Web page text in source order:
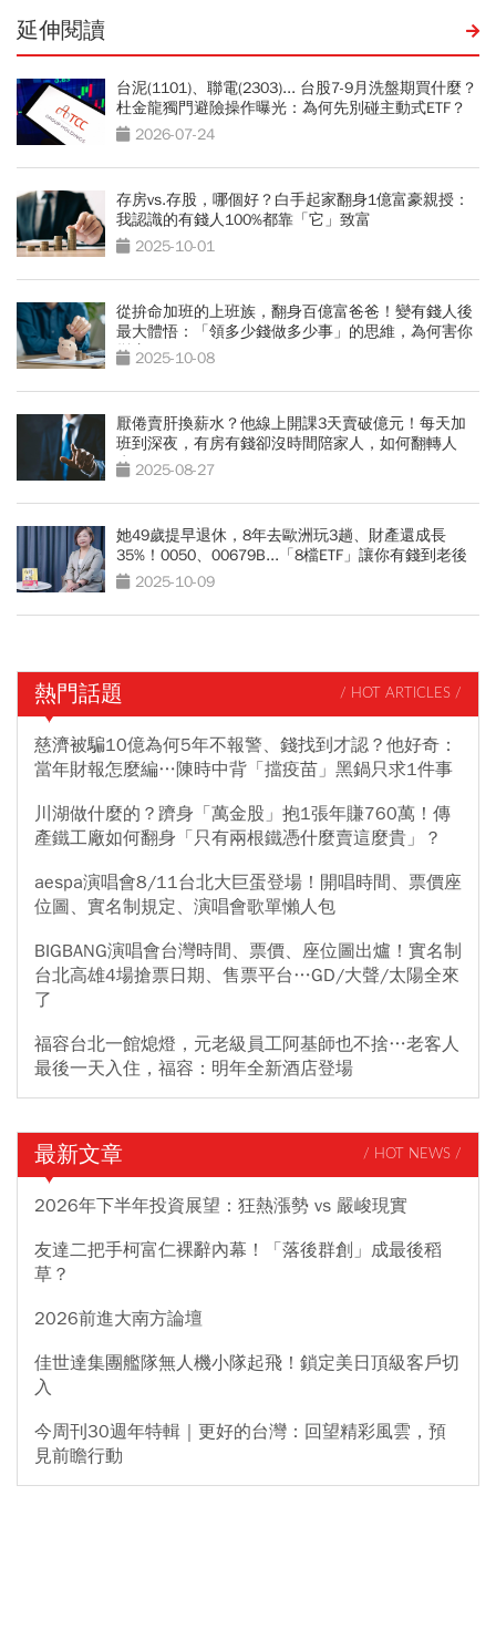
延伸閱讀
台泥(1101)、聯電(2303)... 台股7-9月洗盤期買什麼？
杜金龍獨門避險操作曝光：為何先別碰主動式ETF？
2026-07-24
存房vs.存股，哪個好？白手起家翻身1億富豪親授：
我認識的有錢人100%都靠「它」致富
2025-10-01
從拚命加班的上班族，翻身百億富爸爸！變有錢人後
最大體悟：「領多少錢做多少事」的思維，為何害你
變窮？
2025-10-08
厭倦賣肝換薪水？他線上開課3天賣破億元！每天加
班到深夜，有房有錢卻沒時間陪家人，如何翻轉人
生？2025-08-27
她49歲提早退休，8年去歐洲玩3趟、財產還成長
35%！0050、00679B...「8檔ETF」讓你有錢到老後
2025-10-09
熱門話題 / HOT ARTICLES /
慈濟被騙10億為何5年不報警、錢找到才認？他好奇：
當年財報怎麼編…陳時中背「擋疫苗」黑鍋只求1件事
川湖做什麼的？躋身「萬金股」抱1張年賺760萬！傳
產鐵工廠如何翻身「只有兩根鐵憑什麼賣這麼貴」？
aespa演唱會8/11台北大巨蛋登場！開唱時間、票價座
位圖、實名制規定、演唱會歌單懶人包
BIGBANG演唱會台灣時間、票價、座位圖出爐！實名制
台北高雄4場搶票日期、售票平台…GD/大聲/太陽全來
了
福容台北一館熄燈，元老級員工阿基師也不捨…老客人
最後一天入住，福容：明年全新酒店登場
最新文章 / HOT NEWS /
2026年下半年投資展望：狂熱漲勢 vs 嚴峻現實
友達二把手柯富仁裸辭內幕！「落後群創」成最後稻
草？
2026前進大南方論壇
佳世達集團艦隊無人機小隊起飛！鎖定美日頂級客戶切
入
今周刊30週年特輯｜更好的台灣：回望精彩風雲，預
見前瞻行動